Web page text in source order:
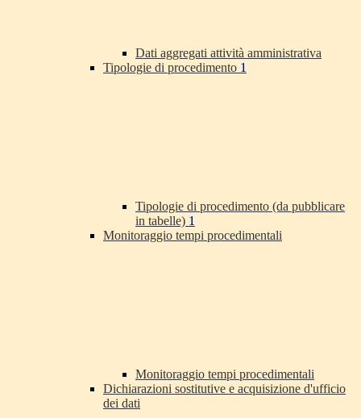
Dati aggregati attività amministrativa
Tipologie di procedimento 1
Tipologie di procedimento (da pubblicare
in tabelle) 1
Monitoraggio tempi procedimentali
Monitoraggio tempi procedimentali
Dichiarazioni sostitutive e acquisizione d'ufficio
dei dati